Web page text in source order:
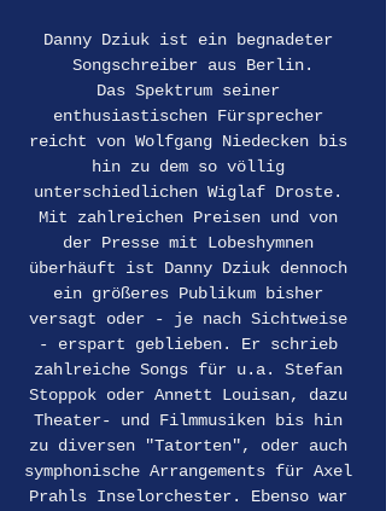
Danny Dziuk ist ein begnadeter
Songschreiber aus Berlin.
Das Spektrum seiner
enthusiastischen Fürsprecher
reicht von Wolfgang Niedecken bis
hin zu dem so völlig
unterschiedlichen Wiglaf Droste.
Mit zahlreichen Preisen und von
der Presse mit Lobeshymnen
überhäuft ist Danny Dziuk dennoch
ein größeres Publikum bisher
versagt oder - je nach Sichtweise
- erspart geblieben. Er schrieb
zahlreiche Songs für u.a. Stefan
Stoppok oder Annett Louisan, dazu
Theater- und Filmmusiken bis hin
zu diversen "Tatorten", oder auch
symphonische Arrangements für Axel
Prahls Inselorchester. Ebenso war